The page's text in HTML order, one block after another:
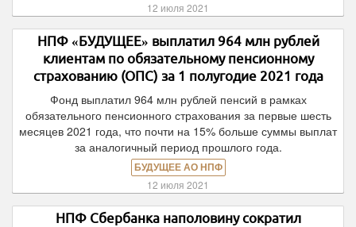
12 июля 2021
НПФ «БУДУЩЕЕ» выплатил 964 млн рублей
клиентам по обязательному пенсионному
страхованию (ОПС) за 1 полугодие 2021 года
Фонд выплатил 964 млн рублей пенсий в рамках
обязательного пенсионного страхования за первые шесть
месяцев 2021 года, что почти на 15% больше суммы выплат
за аналогичный период прошлого года.
БУДУЩЕЕ АО НПФ
12 июля 2021
НПФ Сбербанка наполовину сократил